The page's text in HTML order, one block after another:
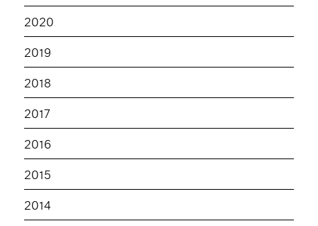
2020
2019
2018
2017
2016
2015
2014